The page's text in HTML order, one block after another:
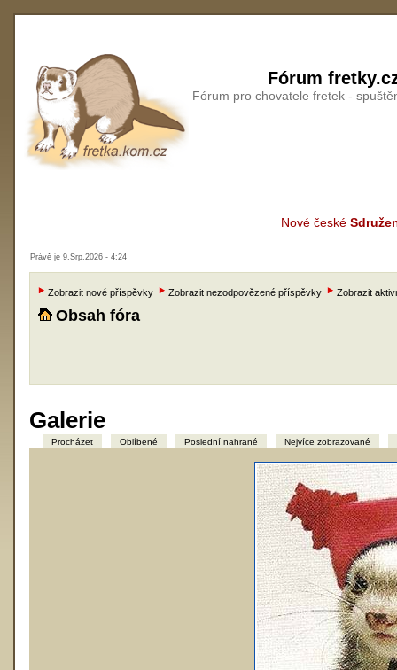
Fórum
Fórum pro chovatele fretek -
Nové české
Právě je 9.Srp.2026 - 4:24
Zobrazit nové příspěvky Zobrazit nezodpovězené příspěvky Zobrazit
Obsah fóra
Galerie
Procházet Oblíbené Poslední nahrané Nejvíce zobrazované